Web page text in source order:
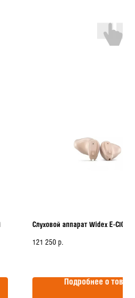
Слуховой аппарат Widex E-CIC-M
121 250 р.
Подробнее о товаре